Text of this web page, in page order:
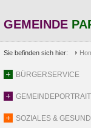
GEMEINDE
Sie befinden sich hier:
BÜRGERSERVICE
GEMEINDEPORTRAIT
SOZIALES &